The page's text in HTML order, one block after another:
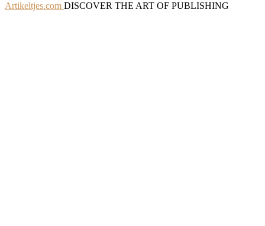
Artikeltjes.com DISCOVER THE ART OF PUBLISHING